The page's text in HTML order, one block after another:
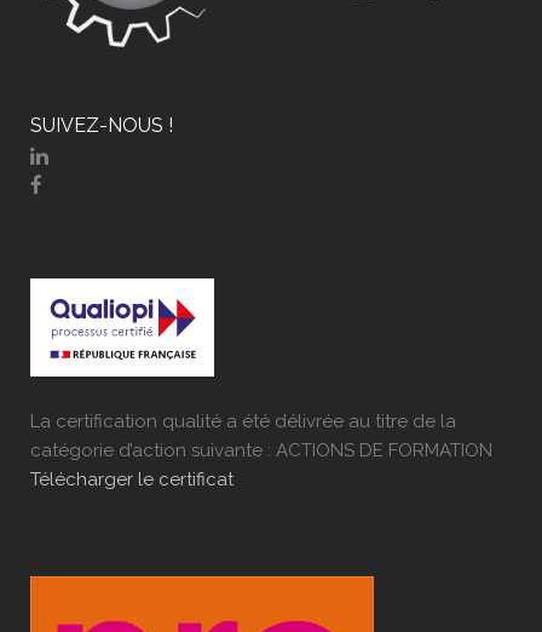
SUIVEZ-NOUS !
La certification qualité a été délivrée au titre de la
catégorie d’action suivante : ACTIONS DE FORMATION
Télécharger le certificat